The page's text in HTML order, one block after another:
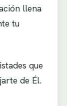
llena
tu
que
de Él.